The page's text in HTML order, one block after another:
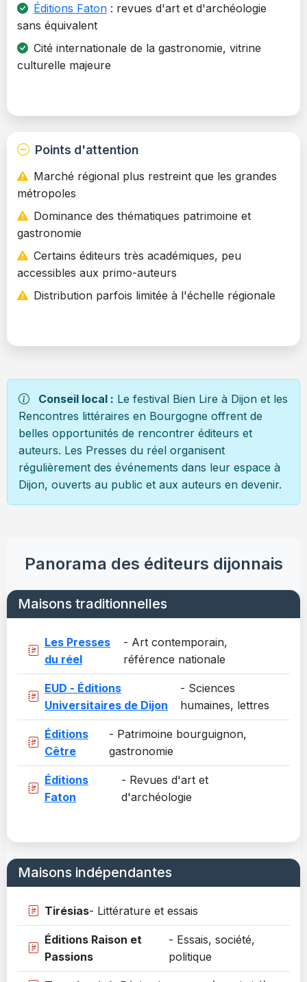
Éditions Faton : revues d'art et d'archéologie
sans équivalent
Cité internationale de la gastronomie, vitrine
culturelle majeure
Points d'attention
Marché régional plus restreint que les grandes
métropoles
Dominance des thématiques patrimoine et
gastronomie
Certains éditeurs très académiques, peu
accessibles aux primo-auteurs
Distribution parfois limitée à l'échelle régionale
Conseil local : Le festival Bien Lire à Dijon et les
Rencontres littéraires en Bourgogne offrent de
belles opportunités de rencontrer éditeurs et
auteurs. Les Presses du réel organisent
régulièrement des événements dans leur espace à
Dijon, ouverts au public et aux auteurs en devenir.
Panorama des éditeurs dijonnais
Maisons traditionnelles
Les Presses
du réel
- Art contemporain,
référence nationale
EUD - Éditions
Universitaires de Dijon
- Sciences
humaines, lettres
Éditions
Cêtre
- Patrimoine bourguignon,
gastronomie
Éditions
Faton
- Revues d'art et
d'archéologie
Maisons indépendantes
Tirésias- Littérature et essais
Éditions Raison et
Passions
- Essais, société,
politique